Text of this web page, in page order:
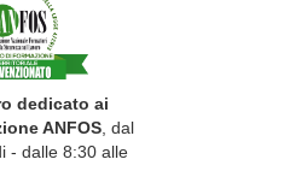
dedicato ai
ANFOS , dal
- dalle 8:30 alle